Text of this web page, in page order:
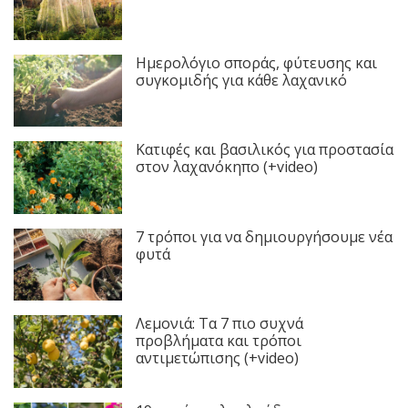
Ημερολόγιο σποράς, φύτευσης και
συγκομιδής για κάθε λαχανικό
Κατιφές και βασιλικός για προστασία
στον λαχανόκηπο (+video)
7 τρόποι για να δημιουργήσουμε νέα
φυτά
Λεμονιά: Τα 7 πιο συχνά
προβλήματα και τρόποι
αντιμετώπισης (+video)